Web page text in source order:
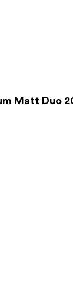
Matt Duo